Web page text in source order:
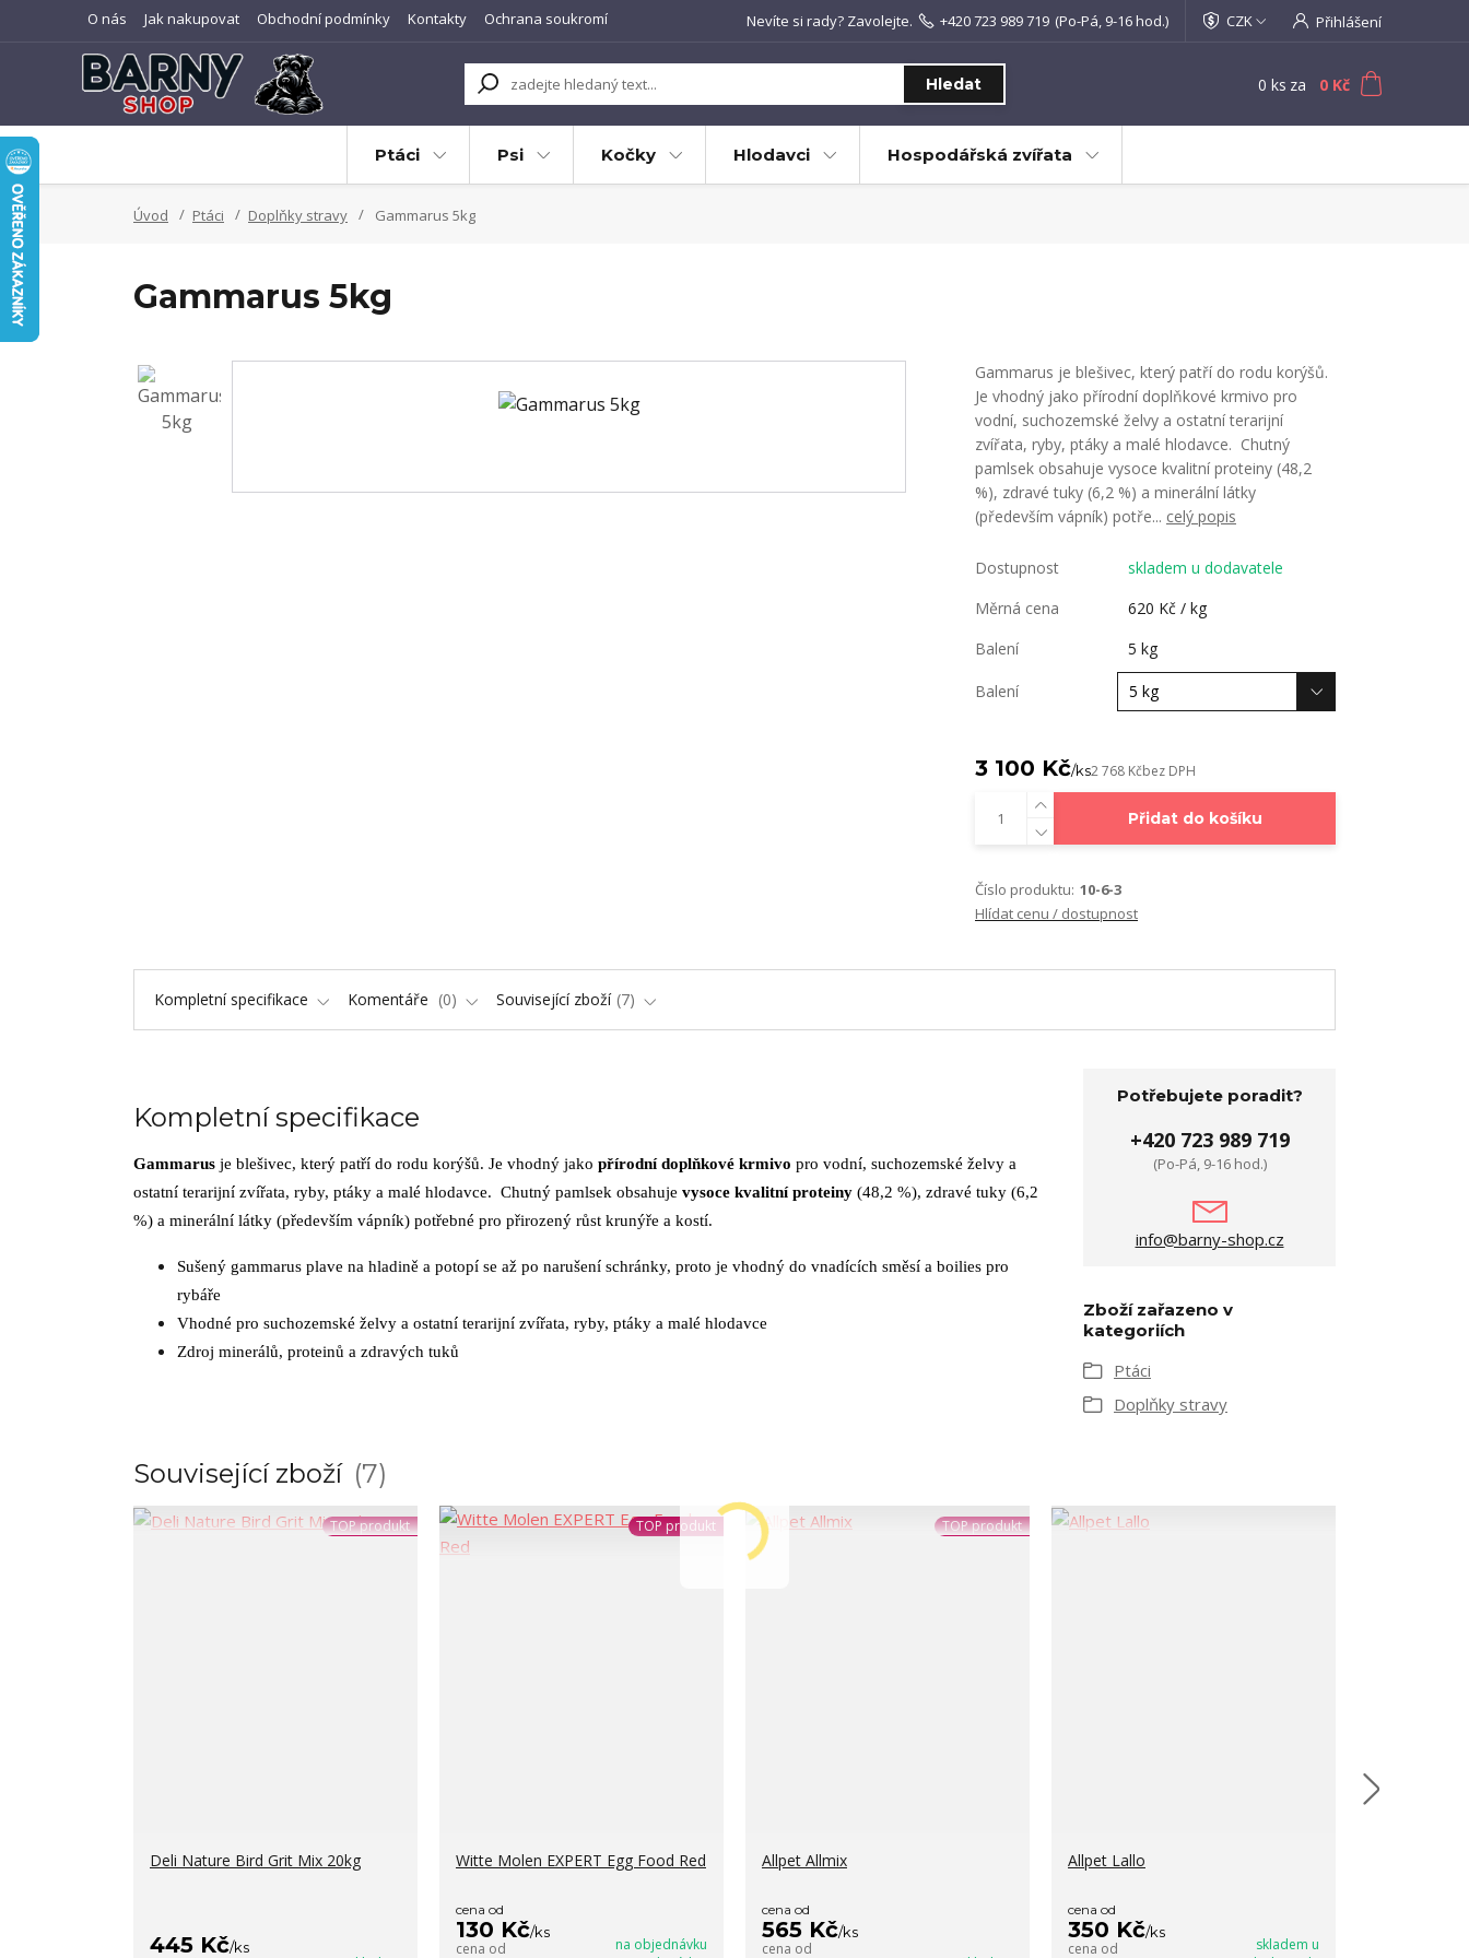
O nás Jak nakupovat Obchodní podmínky Kontakty Ochrana soukromí CZK Přihlášení
Hledat
Nevíte si rady? Zavolejte. +420 723 989 719 (Po-Pá, 9-16 hod.)
0 ks za 0 Kč
Ptáci Psi Kočky Hlodavci Hospodářská zvířata
Úvod Ptáci Doplňky stravy Gammarus 5kg
Gammarus 5kg
Gammarus je blešivec, který patří do rodu korýšů.
Je vhodný jako přírodní doplňkové krmivo pro
vodní, suchozemské želvy a ostatní terarijní
zvířata, ryby, ptáky a malé hlodavce. Chutný
pamlsek obsahuje vysoce kvalitní proteiny (48,2
%), zdravé tuky (6,2 %) a minerální látky
(především vápník) potře... celý popis
Dostupnost
skladem u dodavatele
Měrná cena
620 Kč / kg
Balení
5 kg
Balení
3 100 Kč/ks2 768 Kčbez DPH
Přidat do košíku
Číslo produktu: 10-6-3
Hlídat cenu / dostupnost
Kompletní specifikace Komentáře 0 Související zboží 7
Kompletní specifikace
Gammarus je blešivec, který patří do rodu korýšů. Je vhodný jako přírodní doplňkové krmivo pro vodní, suchozemské želvy a
ostatní terarijní zvířata, ryby, ptáky a malé hlodavce. Chutný pamlsek obsahuje vysoce kvalitní proteiny (48,2 %), zdravé tuky (6,2
%) a minerální látky (především vápník) potřebné pro přirozený růst krunýře a kostí.
Sušený gammarus plave na hladině a potopí se až po narušení schránky, proto je vhodný do vnadících směsí a boilies pro
rybáře
Vhodné pro suchozemské želvy a ostatní terarijní zvířata, ryby, ptáky a malé hlodavce
Zdroj minerálů, proteinů a zdravých tuků
Potřebujete poradit?
+420 723 989 719
(Po-Pá, 9-16 hod.)
info@barny-shop.cz
Zboží zařazeno v
kategoriích
Ptáci
Doplňky stravy
Související zboží 7
TOP produkt
Deli Nature Bird Grit Mix 20kg
445 Kč/ks
TOP produkt
Witte Molen EXPERT Egg Food Red
cena od
130 Kč/ks
cena od
na objednávku
TOP produkt
Allpet Allmix
cena od
565 Kč/ks
cena od
Allpet Lallo
cena od
350 Kč/ks
cena od
skladem u